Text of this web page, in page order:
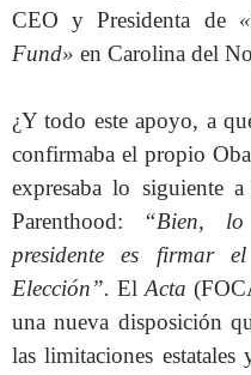
CEO y Presidenta de
Fund» en Carolina del
¿Y todo este apoyo, a
confirmaba el propio
expresaba lo siguiente
Parenthood: “Bien,
presidente es firmar
Elección”. ElActa
una nueva disposición
las limitaciones